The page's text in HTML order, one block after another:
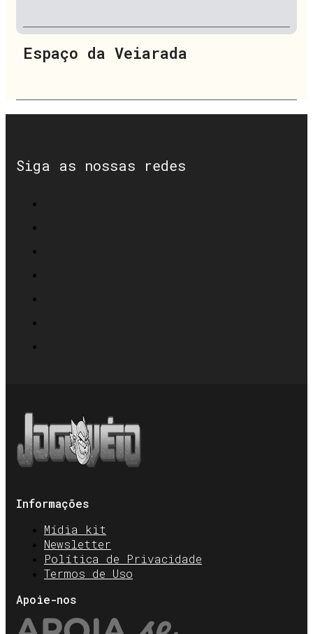
Espaço da Veiarada
Siga as nossas redes
Informações
Mídia kit
Newsletter
Política de Privacidade
Termos de Uso
Apoie-nos